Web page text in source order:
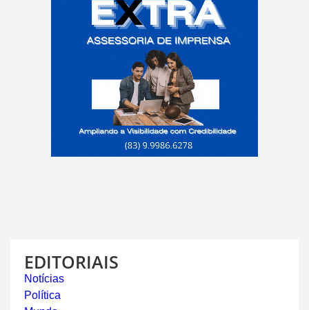
EDITORIAIS
Notícias
Política